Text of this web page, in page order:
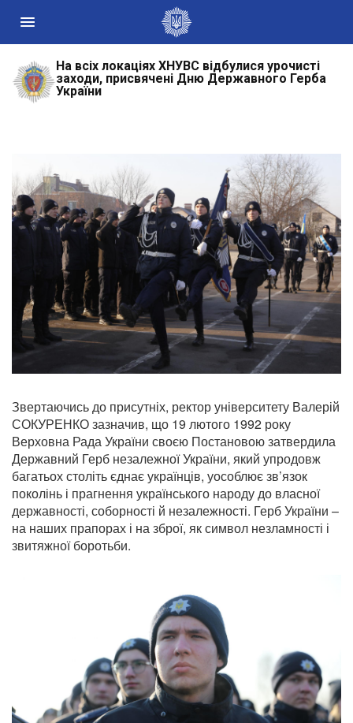
На всіх локаціях ХНУВС відбулися урочисті
заходи, присвячені Дню Державного Герба
України
Звертаючись до присутніх, ректор університету Валерій
СОКУРЕНКО зазначив, що 19 лютого 1992 року
Верховна Рада України своєю Постановою затвердила
Державний Герб незалежної України, який упродовж
багатьох століть єднає українців, уособлює зв’язок
поколінь і прагнення українського народу до власної
державності, соборності й незалежності. Герб України –
на наших прапорах і на зброї, як символ незламності і
звитяжної боротьби.
Державні сайти України
Президент України
Рада національної безпеки і оборони України
Центральні та місцеві органи виконавчої влади